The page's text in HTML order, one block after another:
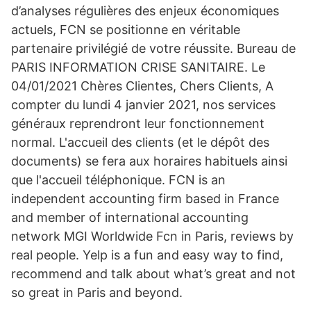
d’analyses régulières des enjeux économiques
actuels, FCN se positionne en véritable
partenaire privilégié de votre réussite. Bureau de
PARIS INFORMATION CRISE SANITAIRE. Le
04/01/2021 Chères Clientes, Chers Clients, A
compter du lundi 4 janvier 2021, nos services
généraux reprendront leur fonctionnement
normal. L'accueil des clients (et le dépôt des
documents) se fera aux horaires habituels ainsi
que l'accueil téléphonique. FCN is an
independent accounting firm based in France
and member of international accounting
network MGI Worldwide Fcn in Paris, reviews by
real people. Yelp is a fun and easy way to find,
recommend and talk about what’s great and not
so great in Paris and beyond.